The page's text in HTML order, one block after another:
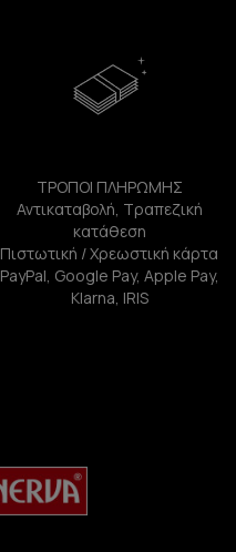
ΤΡΟΠΟΙ ΠΛΗΡΩΜΗΣ
Αντικαταβολή, Τραπεζική
κατάθεση
Πιστωτική / Χρεωστική κάρτα
PayPal, Google Pay, Apple Pay,
Klarna, IRIS